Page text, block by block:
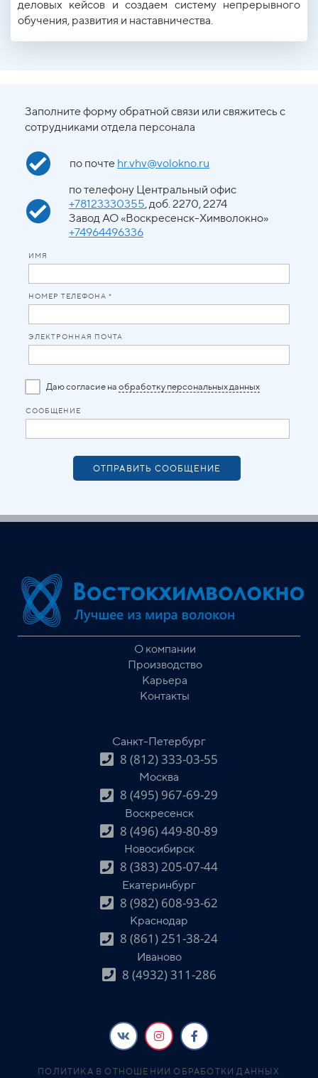
деловых кейсов и создаем систему непрерывного
обучения, развития и наставничества.
Заполните форму обратной связи или свяжитесь с
сотрудниками отдела персонала
по почте hr.vhv@volokno.ru
по телефону Центральный офис
+78123330355, доб. 2270, 2274
Завод АО «Воскресенск-Химволокно»
+74964496336
ИМЯ
НОМЕР ТЕЛЕФОНА *
ЭЛЕКТРОННАЯ ПОЧТА
Даю согласие на обработку персональных данных
СООБЩЕНИЕ
ОТПРАВИТЬ СООБЩЕНИЕ
О компании
Производство
Карьера
Контакты
Санкт-Петербург
8 (812) 333-03-55
Москва
8 (495) 967-69-29
Воскресенск
8 (496) 449-80-89
Новосибирск
8 (383) 205-07-44
Екатеринбург
8 (982) 608-93-62
Краснодар
8 (861) 251-38-24
Иваново
8 (4932) 311-286
ПОЛИТИКА В ОТНОШЕНИИ ОБРАБОТКИ ДАННЫХ